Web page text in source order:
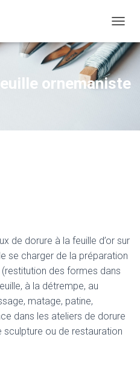
ornemaniste
de dorure à la feuille d’or sur
se charger de la préparation
(restitution des formes dans
à la détrempe, au
matage, patine,
dans les ateliers de dorure
sculpture ou de restauration